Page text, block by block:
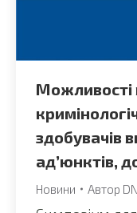
Можливості
здобувачів
ад’юнктів,
Новини Автор